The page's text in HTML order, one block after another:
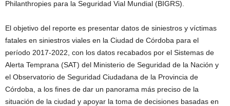
Philanthropies para la Seguridad Vial Mundial (BIGRS).
El objetivo del reporte es presentar datos de siniestros y víctimas
fatales en siniestros viales en la Ciudad de Córdoba para el
período 2017-2022, con los datos recabados por el Sistemas de
Alerta Temprana (SAT) del Ministerio de Seguridad de la Nación y
el Observatorio de Seguridad Ciudadana de la Provincia de
Córdoba, a los fines de dar un panorama más preciso de la
situación de la ciudad y apoyar la toma de decisiones basadas en